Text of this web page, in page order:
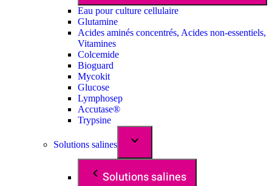
Eau pour culture cellulaire
Glutamine
Acides aminés concentrés, Acides non-essentiels,
Vitamines
Colcemide
Bioguard
Mycokit
Glucose
Lymphosep
Accutase®
Trypsine
Solutions salines
Solutions salines